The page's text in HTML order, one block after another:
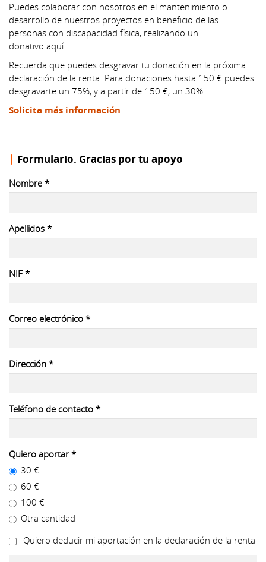
Puedes colaborar con nosotros en el mantenimiento o
desarrollo de nuestros proyectos en beneficio de las
personas con discapacidad física, realizando un
donativo aquí.
Recuerda que puedes desgravar tu donación en la próxima
declaración de la renta. Para donaciones hasta 150 € puedes
desgravarte un 75%, y a partir de 150 €, un 30%.
Solicita más información
Formulario. Gracias por tu apoyo
Nombre *
Apellidos *
NIF *
Correo electrónico *
Dirección *
Teléfono de contacto *
Quiero aportar*
30 €
60 €
100 €
Otra cantidad
Quiero deducir mi aportación en la declaración de la renta